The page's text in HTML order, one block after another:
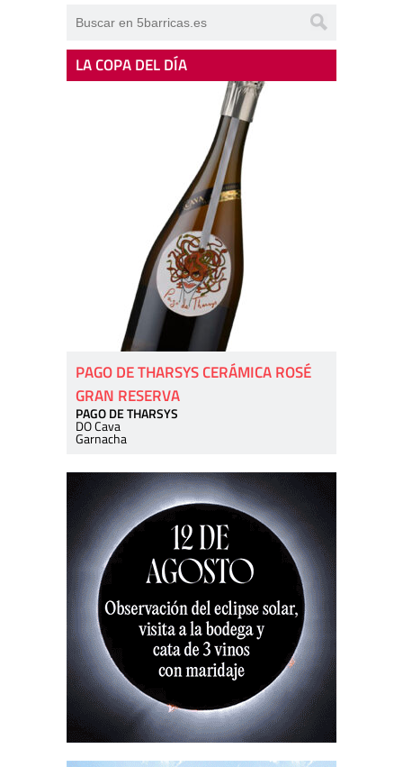
LA COPA DEL DÍA
PAGO DE THARSYS CERÁMICA ROSÉ
GRAN RESERVA
PAGO DE THARSYS
DO Cava
Garnacha